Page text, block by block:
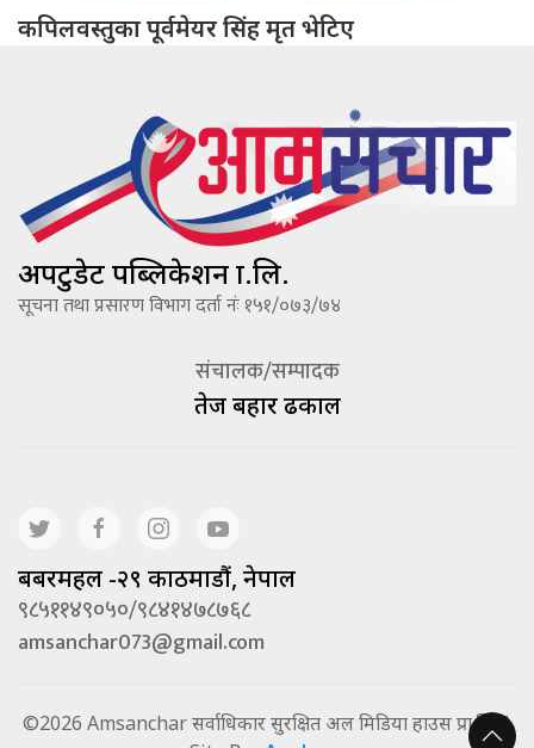
कपिलवस्तुका पूर्वमेयर सिंह मृत भेटिए
अपटुडेट पब्लिकेशन प्रा.लि.
सूचना तथा प्रसारण विभाग दर्ता नंः १५१/०७३/७४
संचालक/सम्पादक
तेज बहादूर ढकाल
बबरमहल -२९ काठमाडौं, नेपाल
९८५११४९०५०/९८४१४७८७६८
amsanchar073@gmail.com
©2026 Amsanchar सर्वाधिकार सुरक्षित अल मिडिया हाउस प्रा.लि. |